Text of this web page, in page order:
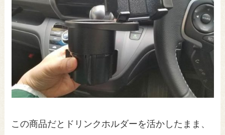
この商品だとドリンクホルダーを活かしたまま、